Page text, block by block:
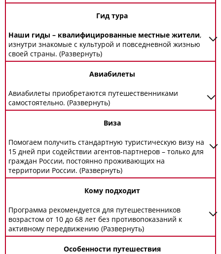
Гид тура
Наши гиды – квалифицированные местные жители,
изнутри знакомые с культурой и повседневной жизнью
своей страны. (Развернуть)
Авиабилеты
Авиабилеты приобретаются путешественниками
самостоятельно. (Развернуть)
Виза
Помогаем получить стандартную туристическую визу на
15 дней при содействии агентов-партнеров – только для
граждан России, постоянно проживающих на
территории России. (Развернуть)
Кому подходит
Программа рекомендуется для путешественников
возрастом от 10 до 68 лет без противопоказаний к
активному передвижению (Развернуть)
Особенности путешествия